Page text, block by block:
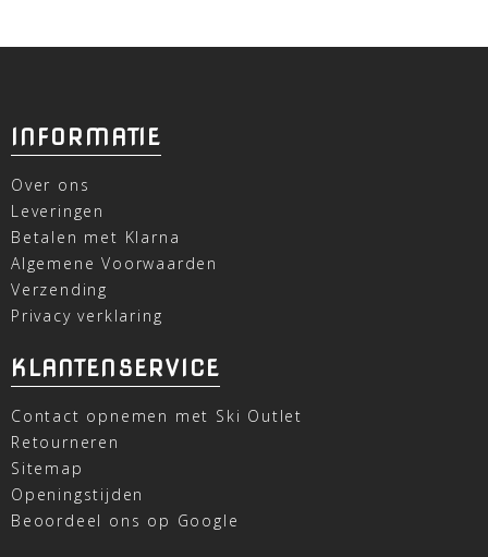
INFORMATIE
Over ons
Leveringen
Betalen met Klarna
Algemene Voorwaarden
Verzending
Privacy verklaring
KLANTENSERVICE
Contact opnemen met Ski Outlet
Retourneren
Sitemap
Openingstijden
Beoordeel ons op Google